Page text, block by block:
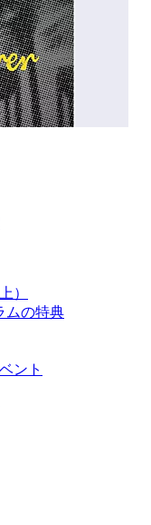
）
ムの特典
ント